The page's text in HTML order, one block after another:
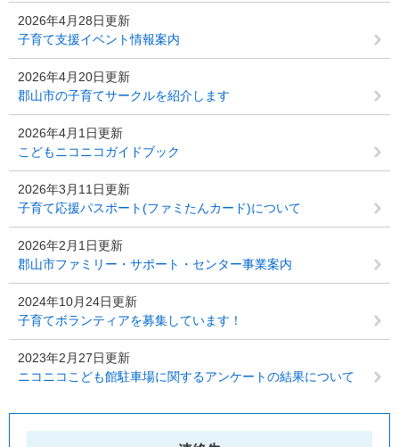
2026年4月28日更新
子育て支援イベント情報案内
2026年4月20日更新
郡山市の子育てサークルを紹介します
2026年4月1日更新
こどもニコニコガイドブック
2026年3月11日更新
子育て応援パスポート(ファミたんカード)について
2026年2月1日更新
郡山市ファミリー・サポート・センター事業案内
2024年10月24日更新
子育てボランティアを募集しています！
2023年2月27日更新
ニコニコこども館駐車場に関するアンケートの結果について